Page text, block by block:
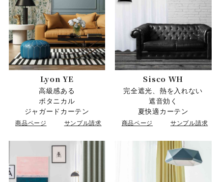
Lyon YE
高級感ある
ボタニカル
ジャガードカーテン
商品ページ サンプル請求
Sisco WH
完全遮光、熱を入れない
遮音効く
夏快適カーテン
商品ページ サンプル請求